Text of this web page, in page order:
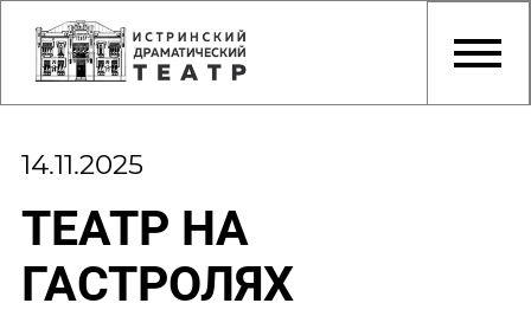
14.11.2025
ТЕАТР НА
ГАСТРОЛЯХ